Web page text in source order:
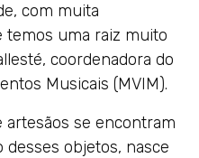
com muita
temos uma raiz muito
coordenadora do
Musicais (MVIM).
artesãos se encontram
objetos, nasce